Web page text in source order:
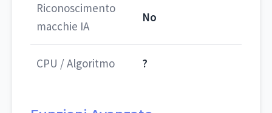
Riconoscimento
macchie IA
No
CPU / Algoritmo ?